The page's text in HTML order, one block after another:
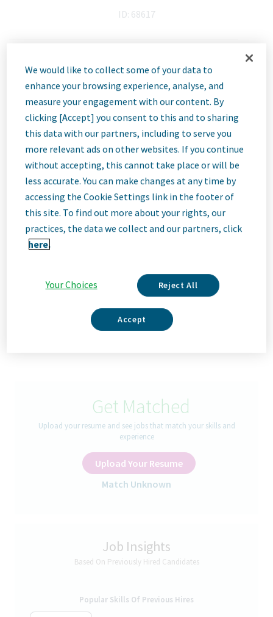
ID: 68617
Job
Description
Ние сме Teva
Ние сме Teva, водеща иновативна биофармацевтична
компания, подкрепена от световно признат бизнес с
генерични лекарства. Независимо дали става въпрос за
иновации в областта на неврологията и имунологията или
доставяне на висококачествени лекарства по целия свят,
ние сме посветени на това да удовлетворим нуждите на
високоефективна и приобщаваща култура, която цени
свежите идеи и сътрудничеството. Ще имате възможност
личния и професионалния живот, както и заедно да
допринасяме за по-доброто здраве по света.
търси да присъедини към своя екип:
Оператор Фармацевтично производство
гр. Дупница.
Ние в Балканфарма Дупница вярваме, че инвестицията в
дават възможност за изграждане на професионални умения
и кариерно израстване. Освен това предлагаме пълна
подкрепа при релокация – както с осигуряване на
адаптиране и развитие в новата работна среда.
Get Matched
Upload your resume and see jobs that match your skills and
experience
Upload Your Resume
Match Unknown
Job Insights
Based On Previously Hired Candidates
Popular Skills Of Previous Hires
We would like to collect some of your data to
enhance your browsing experience, analyse, and
measure your engagement with our content. By
clicking [Accept] you consent to this and to sharing
this data with our partners, including to serve you
more relevant ads on other websites. If you continue
without accepting, this cannot take place or will be
less accurate. You can make changes at any time by
accessing the Cookie Settings link in the footer of
this site. To find out more about your rights, our
practices, the data we collect and our partners, click
here.
Your Choices Reject All
Accept